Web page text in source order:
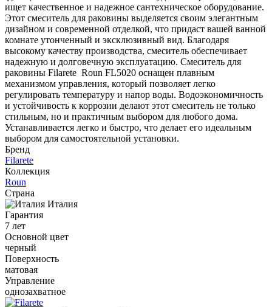
ищет качественное и надежное сантехническое оборудование.
Этот смеситель для раковины выделяется своим элегантным
дизайном и современной отделкой, что придаст вашей ванной
комнате утонченный и эксклюзивный вид. Благодаря
высокому качеству производства, смеситель обеспечивает
надежную и долговечную эксплуатацию. Смеситель для
раковины Filarete Roun FL5020 оснащен плавным
механизмом управления, который позволяет легко
регулировать температуру и напор воды. Водоэкономичность
и устойчивость к коррозии делают этот смеситель не только
стильным, но и практичным выбором для любого дома.
Устанавливается легко и быстро, что делает его идеальным
выбором для самостоятельной установки.
Бренд
Filarete
Коллекция
Roun
Страна
Италия
Гарантия
7 лет
Основной цвет
черный
Поверхность
матовая
Управление
однозахватное